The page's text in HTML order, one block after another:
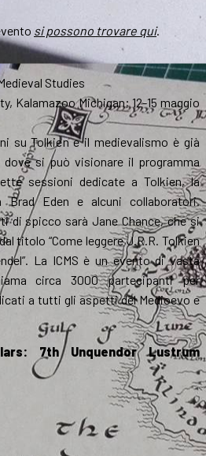
si possono trovare qui.
Studies
Kalamazoo Michigan; 12-15 maggio
su Tolkien e il medievalismo è già
dove si può visionare il programma
sessioni dedicate a Tolkien, la
Brad Eden e alcuni collaboratori.
di spicco sarà Jane Chance, che si
titolo “Come leggere J.R.R. Tolkien
La ICMS è un evento di vasta
circa 3000 partecipanti per
a tutti gli aspetti del Medioevo e
7th Unquendor Lustrum